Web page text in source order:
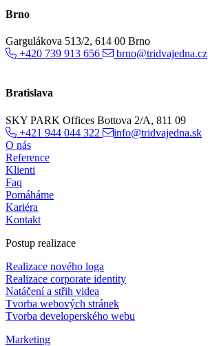
Brno
Gargulákova 513/2, 614 00 Brno
+420 739 913 656
brno@tridvajedna.cz
Bratislava
SKY PARK Offices Bottova 2/A, 811 09
+421 944 044 322
info@tridvajedna.sk
O nás
Reference
Klienti
Faq
Pomáháme
Kariéra
Kontakt
Postup realizace
Realizace nového loga
Realizace corporate identity
Natáčení a střih videa
Tvorba webových stránek
Tvorba developerského webu
Marketing